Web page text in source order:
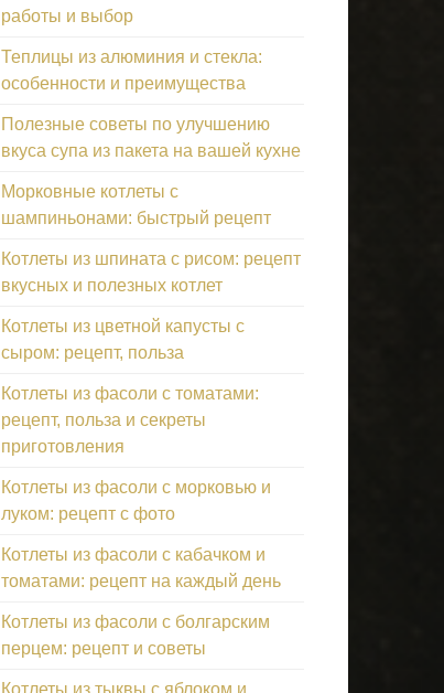
работы и выбор
Теплицы из алюминия и стекла:
особенности и преимущества
Полезные советы по улучшению
вкуса супа из пакета на вашей кухне
Морковные котлеты с
шампиньонами: быстрый рецепт
Котлеты из шпината с рисом: рецепт
вкусных и полезных котлет
Котлеты из цветной капусты с
сыром: рецепт, польза
Котлеты из фасоли с томатами:
рецепт, польза и секреты
приготовления
Котлеты из фасоли с морковью и
луком: рецепт с фото
Котлеты из фасоли с кабачком и
томатами: рецепт на каждый день
Котлеты из фасоли с болгарским
перцем: рецепт и советы
Котлеты из тыквы с яблоком и